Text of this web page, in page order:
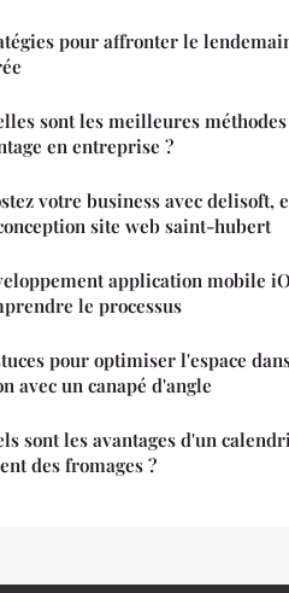
pour affronter le
sont les meilleures méthodes
en entreprise ?
votre business avec delisoft,
site web saint-hubert
application mobile
le processus
pour optimiser l'espace
avec un canapé d'angle
sont les avantages d'un
des fromages ?